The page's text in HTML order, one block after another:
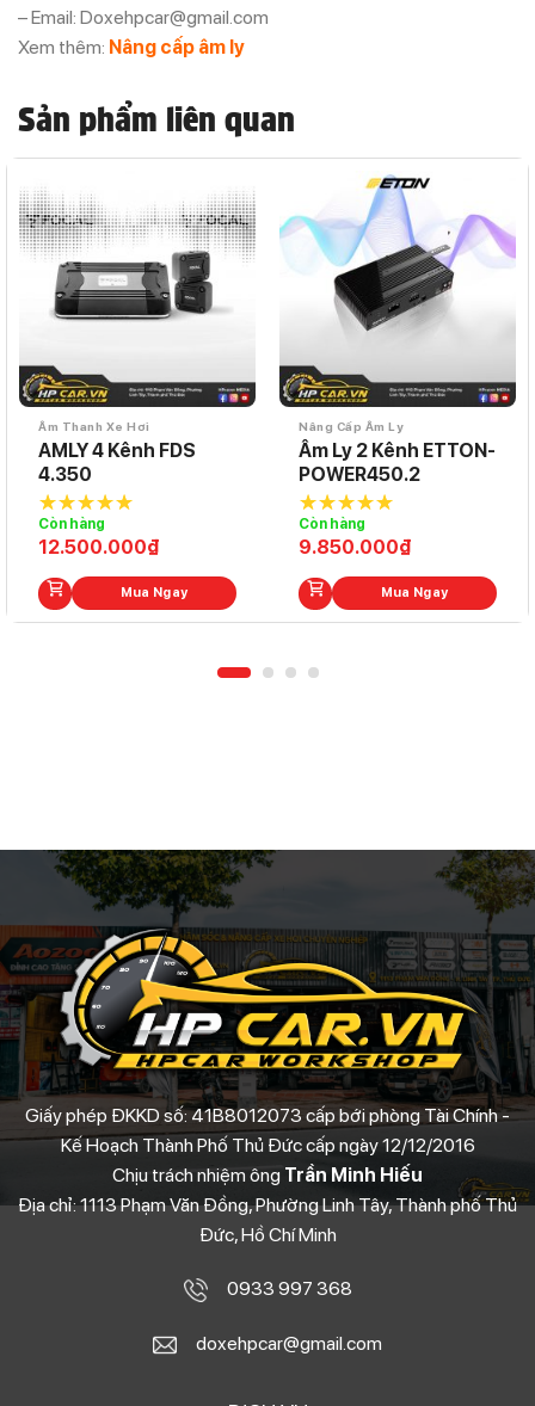
– Email: Doxehpcar@gmail.com
Xem thêm: Nâng cấp âm ly
Sản phẩm liên quan
Âm Thanh Xe Hơi
AMLY 4 Kênh FDS
4.350
12.500.000₫
5.0out of
5
Còn hàng
Mua Ngay
Nâng Cấp Âm Ly
Âm Ly 2 Kênh ETTON-
POWER450.2
9.850.000₫
5.0out of
5
Còn hàng
Mua Ngay
Giấy phép ĐKKD số: 41B8012073 cấp bới phòng Tài Chính -
Kế Hoạch Thành Phố Thủ Đức cấp ngày 12/12/2016
Chịu trách nhiệm ông Trần Minh Hiếu
Địa chỉ: 1113 Phạm Văn Đồng, Phường Linh Tây, Thành phố Thủ
Đức, Hồ Chí Minh
0933 997 368
doxehpcar@gmail.com